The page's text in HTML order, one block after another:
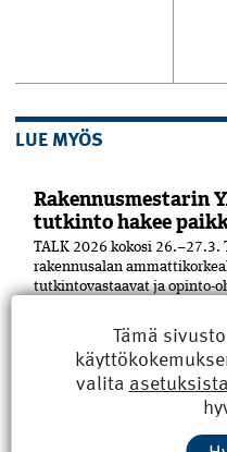
LUE MYÖS
Rakennusmestarin
tutkinto hakee
TALK 2026 kokosi 26.–27.3.
rakennusalan
tutkintovastaavat ja opinto-
rakennusmestarin YAMK-
Koulutuspuolella
ylemmän
rooli on puhuttanut viime
Tämä
valita asetuksista